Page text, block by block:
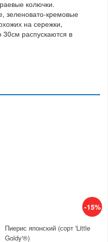
колючки.
зеленовато-кремовые
на сережки,
распускаются в
-15%
Пиерис японский (сорт 'Little
Goldy'®)